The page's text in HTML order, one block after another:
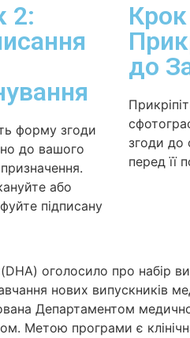
2:
форму згоди
до вашого
призначення.
або
підписану
до
згоди до
перед її
оголосило про набір
нових випускників
Департаментом
Метою програми є